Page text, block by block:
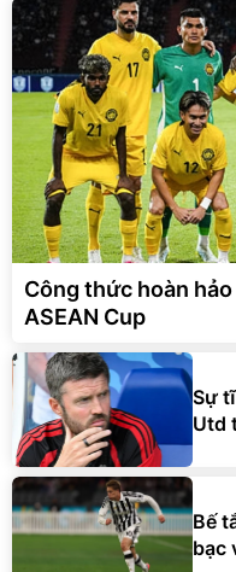
Công thức hoàn
ASEAN Cup
Sự
Utd
Bế
bạc